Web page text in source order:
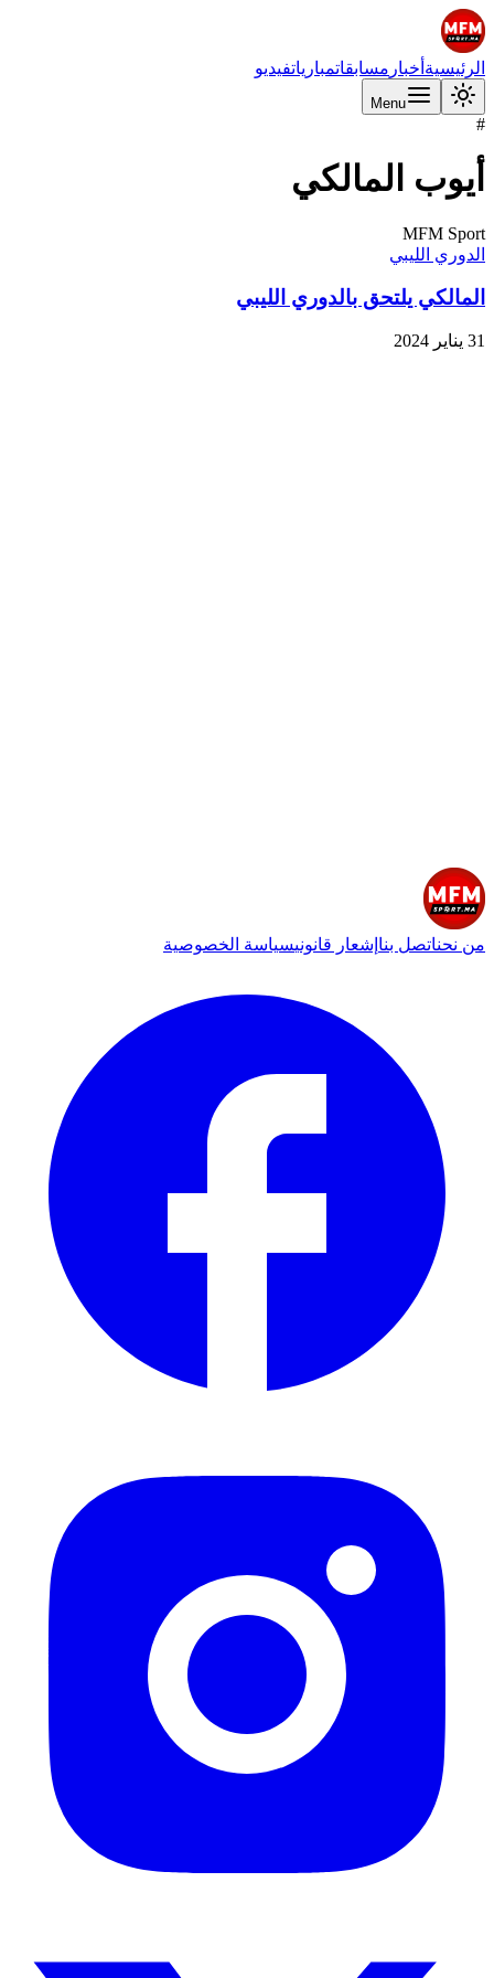
الرئيسية أخبار مسابقاتمبارياتفيديو
Menu
#
أيوب المالكي
MFM Sport
الدوري الليبي
المالكي يلتحق بالدوري الليبي
31 يناير 2024
من نحناتصل بنا إشعار قانونيسياسة الخصوصية